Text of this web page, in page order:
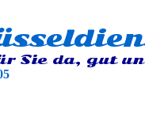
Sie da, gut